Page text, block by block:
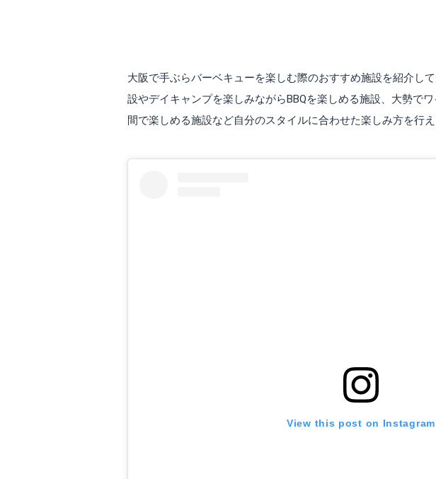
大阪で手ぶらバーベキューを楽しむ際のおすすめ施設を紹介し
設やデイキャンプを楽しみながらBBQを楽しめる施設、大勢で
間で楽しめる施設など自分のスタイルに合わせた楽しみ方を行え
View this post on Instagram